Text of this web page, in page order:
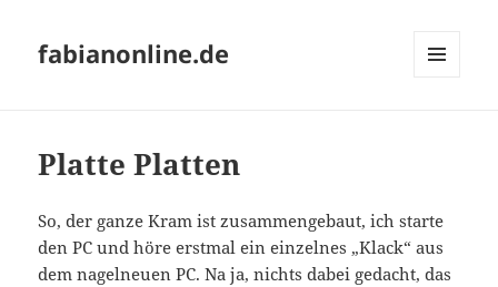
fabianonline.de
Platte Platten
So, der ganze Kram ist zusammengebaut, ich starte
den PC und höre erstmal ein einzelnes „Klack“ aus
dem nagelneuen PC. Na ja, nichts dabei gedacht, das